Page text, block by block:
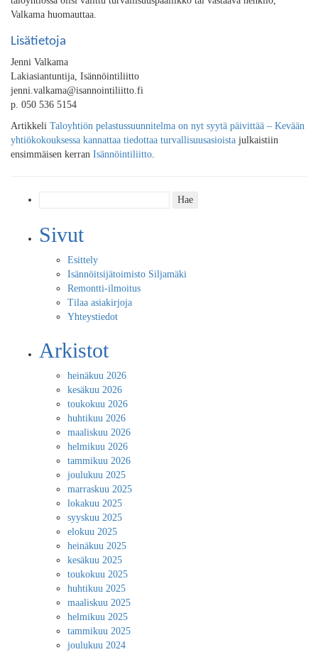
Valkama huomauttaa.
Lisätietoja
Jenni Valkama
Lakiasiantuntija, Isännöintiliitto
jenni.valkama@isannointiliitto.fi
p. 050 536 5154
Artikkeli Taloyhtiön pelastussuunnitelma on nyt syytä päivittää – Kevään
yhtiökokouksessa kannattaa tiedottaa turvallisuusasioista julkaistiin
ensimmäisen kerran Isännöintiliitto
Sivut
Esittely
Isännöitsijätoimisto Siljamäki
Remontti-ilmoitus
Tilaa asiakirjoja
Yhteystiedot
Arkistot
heinäkuu 2026
kesäkuu 2026
toukokuu 2026
huhtikuu 2026
maaliskuu 2026
helmikuu 2026
tammikuu 2026
joulukuu 2025
marraskuu 2025
lokakuu 2025
syyskuu 2025
elokuu 2025
heinäkuu 2025
kesäkuu 2025
toukokuu 2025
huhtikuu 2025
maaliskuu 2025
helmikuu 2025
tammikuu 2025
joulukuu 2024